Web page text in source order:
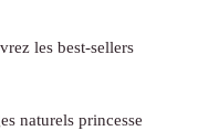
les best-sellers
naturels princesse